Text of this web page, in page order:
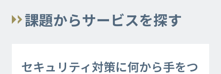
課題からサービスを探す
セキュリティ対策に何から手をつ